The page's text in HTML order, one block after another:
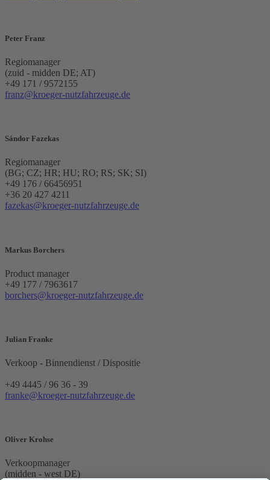
Peter Franz
Regiomanager
(zuid - midden DE; AT)
+49 171 / 9572155
franz@kroeger-nutzfahrzeuge.de
Sándor Fazekas
Regiomanager
(BG; CZ; HR; HU; RO; RS; SK; SI)
+49 176 / 66456951
+36 20 427 4211
fazekas@kroeger-nutzfahrzeuge.de
Markus Borchers
Product manager
+49 177 / 7963617
borchers@kroeger-nutzfahrzeuge.de
Julian Franke
Verkoop - Binnendienst / Dispositie
+49 4445 / 96 36 - 39
franke@kroeger-nutzfahrzeuge.de
Oliver Krohse
Verkoopmanager
(midden - west DE)